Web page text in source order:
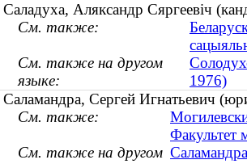
Саладуха, Аляксандр Сяргеевіч
См. также:
См. также на другом
языке:
1976)
Саламандра, Сергей Игнатьевич
См. также:
Факультет
См. также на другом